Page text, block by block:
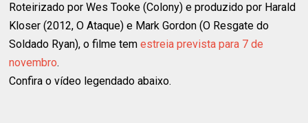
Roteirizado por Wes Tooke (Colony) e produzido por Harald
Kloser (2012, O Ataque) e Mark Gordon (O Resgate do
Soldado Ryan), o filme temestreia prevista para 7 de
novembro.
Confira o vídeo legendado abaixo.